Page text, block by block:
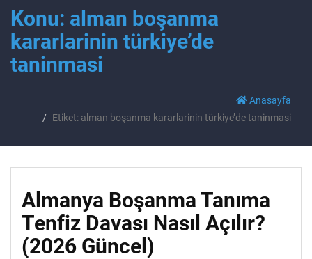
Konu: alman boşanma
kararlarinin türkiye’de
taninmasi
Anasayfa
Etiket: alman boşanma kararlarinin türkiye’de taninmasi
Almanya Boşanma Tanıma
Tenfiz Davası Nasıl Açılır?
(2026 Güncel)